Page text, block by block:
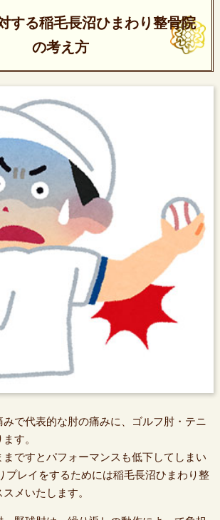
する稲毛長沼ひまわり整骨院
の考え方
みで代表的な肘の痛みに、ゴルフ肘・テニ
す。
ですとパフォーマンスも低下してしまい
プレイをするためには稲毛長沼ひまわり整
メいたします。